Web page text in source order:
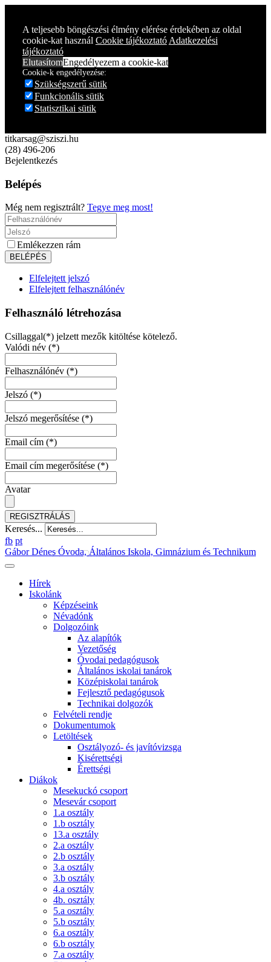
A teljesebb böngészési élmény elérése érdekében az oldal
cookie-kat használ Cookie tájékoztató Adatkezelési
tájékoztató
ElutasítomEngedélyezem a cookie-kat
Cookie-k engedélyezése:
Szükségszerű sütik
Funkcionális sütik
Statisztikai sütik
titkarsag@sziszi.hu
(28) 496-206
Bejelentkezés
Belépés
Még nem regisztrált? Tegye meg most!
Emlékezzen rám
Elfelejtett jelszó
Elfelejtett felhasználónév
Felhasználó létrehozása
Csillaggal(*) jelzett mezők kitöltése kötelező.
Valódi név (*)
Felhasználónév (*)
Jelszó (*)
Jelszó megerősítése (*)
Email cím (*)
Email cím megerősítése (*)
Avatar
REGISZTRÁLÁS
Keresés...
fb pt
Gábor Dénes Óvoda, Általános Iskola, Gimnázium és Technikum
Hírek
Iskolánk
Képzéseink
Névadónk
Dolgozóink
Az alapítók
Vezetőség
Óvodai pedagógusok
Általános iskolai tanárok
Középiskolai tanárok
Fejlesztő pedagógusok
Technikai dolgozók
Felvételi rendje
Dokumentumok
Letöltések
Osztályozó- és javítóvizsga
Kisérettségi
Érettségi
Diákok
Mesekuckó csoport
Mesevár csoport
1.a osztály
1.b osztály
13.a osztály
2.a osztály
2.b osztály
3.a osztály
3.b osztály
4.a osztály
4b. osztály
5.a osztály
5.b osztály
6.a osztály
6.b osztály
7.a osztály